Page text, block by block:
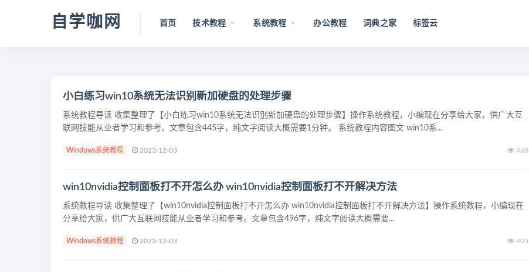
自学咖网 首页 技术教程 系统教程 办公教程 词典之家 标签云
小白练习win10系统无法识别新加硬盘的处理步骤
系统教程导读 收集整理了【小白练习win10系统无法识别新加硬盘的处理步骤】操作系统教程，小编现在分享给大家，供广大互
联网技能从业者学习和参考。文章包含445字，纯文字阅读大概需要1分钟。 系统教程内容图文 win10系...
Windows系统教程 2023-12-03 468
win10nvidia控制面板打不开怎么办 win10nvidia控制面板打不开解决方法
系统教程导读 收集整理了【win10nvidia控制面板打不开怎么办 win10nvidia控制面板打不开解决方法】操作系统教程，小编现在
分享给大家，供广大互联网技能从业者学习和参考。文章包含496字，纯文字阅读大概需要...
Windows系统教程 2023-12-03 405